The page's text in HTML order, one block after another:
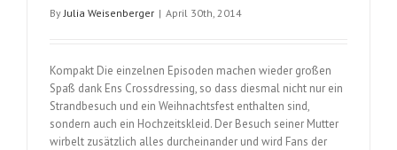
ByJulia Weisenberger | April 30th, 2014
Kompakt Die einzelnen Episoden machen wieder großen
Spaß dank Ens Crossdressing, so dass diesmal nicht nur ein
Strandbesuch und ein Weihnachtsfest enthalten sind,
sondern auch ein Hochzeitskleid. Der Besuch seiner Mutter
wirbelt zusätzlich alles durcheinander und wird Fans der